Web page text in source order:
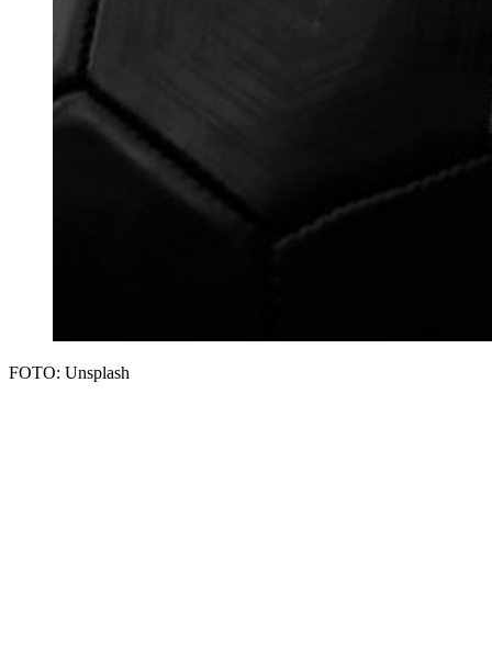
FOTO: Unsplash